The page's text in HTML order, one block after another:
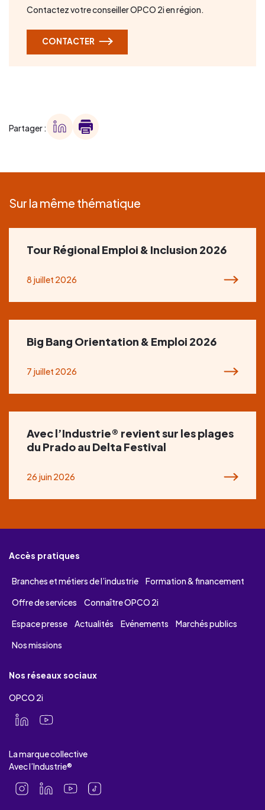
Contactez votre conseiller OPCO 2i en région.
CONTACTER
Partager :
Sur la même thématique
Tour Régional Emploi & Inclusion 2026
8 juillet 2026
Big Bang Orientation & Emploi 2026
7 juillet 2026
Avec l’Industrie® revient sur les plages
du Prado au Delta Festival
26 juin 2026
Accès pratiques
Branches et métiers de l’industrie
Formation & financement
Offre de services
Connaître OPCO 2i
Espace presse
Actualités Evénements
Marchés publics
Nos missions
Nos réseaux sociaux
OPCO 2i
La marque collective
Avec l’Industrie®